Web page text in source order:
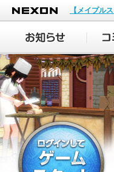
NEXON
【メイプル